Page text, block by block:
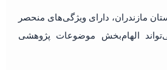
مازندران، دارای ویژگی‌های منحصر
الهام‌بخش موضوعات پژوهشی